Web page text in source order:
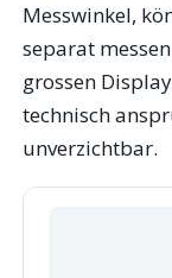
Messwinkel,
separat
grossen
technisch
unverzichtbar.